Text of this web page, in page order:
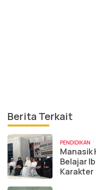
Berita Terkait
PENDIDIKAN
Manasik
Belajar
Karakter